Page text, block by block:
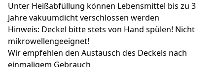
Unter Heißabfüllung können Lebensmittel bis zu 3
Jahre vakuumdicht verschlossen werden
Hinweis: Deckel bitte stets von Hand spülen! Nicht
mikrowellengeeignet!
Wir empfehlen den Austausch des Deckels nach
einmaligem Gebrauch